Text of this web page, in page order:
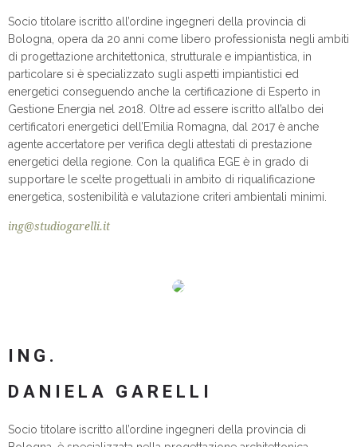
Socio titolare iscritto all’ordine ingegneri della provincia di
Bologna, opera da 20 anni come libero professionista negli ambiti
di progettazione architettonica, strutturale e impiantistica, in
particolare si è specializzato sugli aspetti impiantistici ed
energetici conseguendo anche la certificazione di Esperto in
Gestione Energia nel 2018. Oltre ad essere iscritto all’albo dei
certificatori energetici dell’Emilia Romagna, dal 2017 è anche
agente accertatore per verifica degli attestati di prestazione
energetici della regione. Con la qualifica EGE è in grado di
supportare le scelte progettuali in ambito di riqualificazione
energetica, sostenibilità e valutazione criteri ambientali minimi.
ing@studiogarelli.it
ING.
DANIELA GARELLI
Socio titolare iscritto all’ordine ingegneri della provincia di